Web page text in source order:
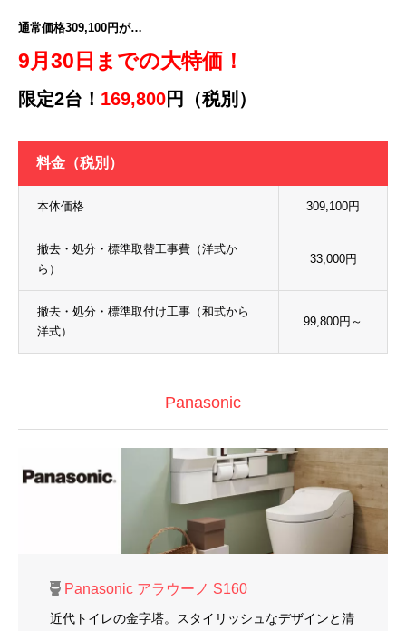
通常価格309,100円が…
9月30日までの大特価！
限定2台！ 169,800円（税別）
料金（税別）
本体価格 309,100円
撤去・処分・標準取替工事費（洋式か
ら）
33,000円
撤去・処分・標準取付け工事（和式から
洋式）
99,800円～
Panasonic
Panasonic アラウーノ S160
近代トイレの金字塔。スタイリッシュなデザインと清